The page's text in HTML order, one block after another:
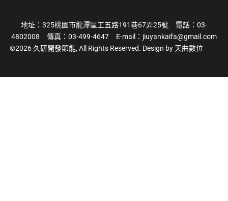
地址：325桃園市龍潭區工五路191巷67弄25號 電話：03-
4802008 傳真：03-499-4647 E-mail： jiuyankaifa@gmail.com
©2026 久研開發節能, All Rights Reserved. Design by 天曲數位